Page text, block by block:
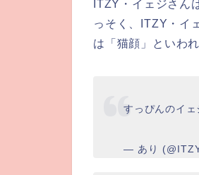
ITZY・イェジさん
っそく、ITZY・イ
は「猫顔」といわ
すっぴんのイェ
— あり